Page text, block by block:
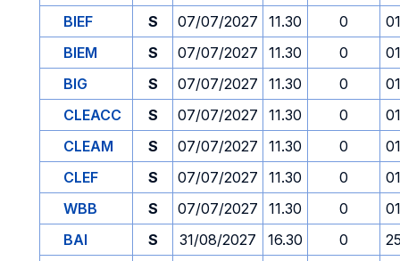
BIEF S 07/07/2027 11.30 0
BIEM
S 07/07/2027 11.30 0
BIG
S 07/07/2027 11.30 0
CLEACC
S 07/07/2027 11.30 0
CLEAM
S 07/07/2027 11.30 0
CLEF
S 07/07/2027 11.30 0
WBB
S 07/07/2027 11.30 0
BAI
S 31/08/2027 16.30 0